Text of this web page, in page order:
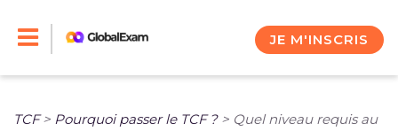
JE M'INSCRIS
TCF> Pourquoi passer le TCF ?> Quel niveau requis au